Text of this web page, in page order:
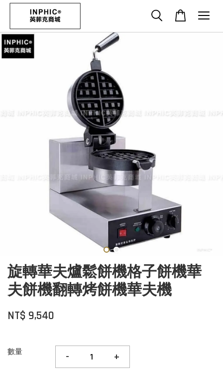
旋轉華夫爐鬆餅機格子餅機華
夫餅機翻轉烤餅機華夫機
NT$ 9,540
數量 - +